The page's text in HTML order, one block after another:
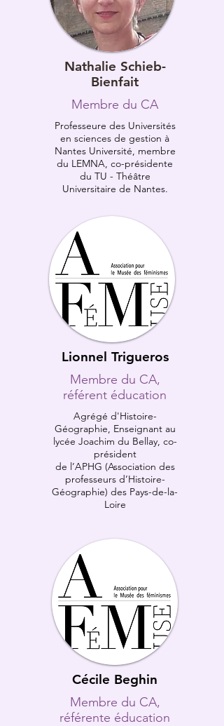
Nathalie Schieb-
Bienfait
Membre du CA
Professeure des Universités
en sciences de gestion à
Nantes Université, membre
du LEMNA, co-présidente
du TU - Théâtre
Universitaire de Nantes.
Lionnel Trigueros
Membre du CA,
référent éducation
Agrégé d'Histoire-
Géographie, Enseignant au
lycée Joachim du Bellay, co-
président
de l’APHG (Association des
professeurs d’Histoire-
Géographie) des Pays-de-la-
Loire
Cécile Beghin
Membre du CA,
référente éducation